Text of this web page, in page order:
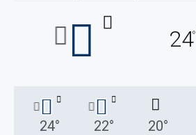
24°
24° 22° 20°